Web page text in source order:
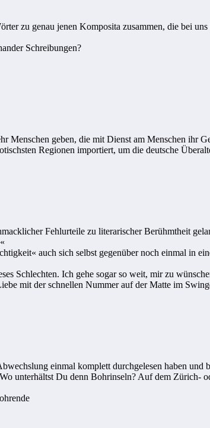
zu genau jenen Komposita zusammen, die bei
Schreibungen?
geben, die mit Dienst am Menschen ihr
Regionen importiert, um die deutsche
Fehlurteile zu literarischer Berühmtheit
auch sich selbst gegenüber noch einmal in
Schlechten. Ich gehe sogar so weit, mir zu
mit der schnellen Nummer auf der Matte im
einmal komplett durchgelesen haben
unterhältst Du denn Bohrinseln? Auf dem Zürich-